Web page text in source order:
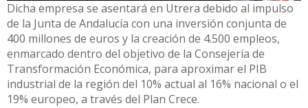
Dicha empresa se asentará en Utrera debido al impulso
de la Junta de Andalucía con una inversión conjunta de
400 millones de euros y la creación de 4.500 empleos,
enmarcado dentro del objetivo de la Consejería de
Transformación Económica, para aproximar el PIB
industrial de la región del 10% actual al 16% nacional o el
19% europeo, a través del Plan Crece.